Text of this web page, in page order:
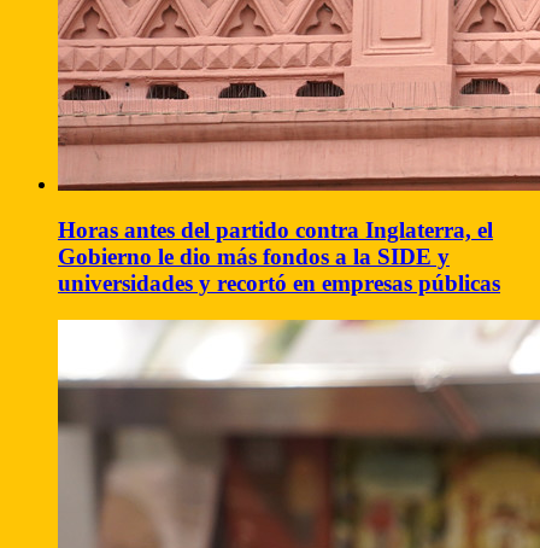
Horas antes del partido contra Inglaterra, el
Gobierno le dio más fondos a la SIDE y
universidades y recortó en empresas públicas